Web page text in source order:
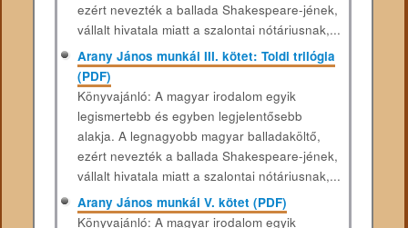
ezért nevezték a ballada Shakespeare-jének,
vállalt hivatala miatt a szalontai nótáriusnak,...
Arany János munkái III. kötet: Toldi trilógia
(PDF)
Könyvajánló: A magyar irodalom egyik
legismertebb és egyben legjelentősebb
alakja. A legnagyobb magyar balladaköltő,
ezért nevezték a ballada Shakespeare-jének,
vállalt hivatala miatt a szalontai nótáriusnak,...
Arany János munkái V. kötet (PDF)
Könyvajánló: A magyar irodalom egyik